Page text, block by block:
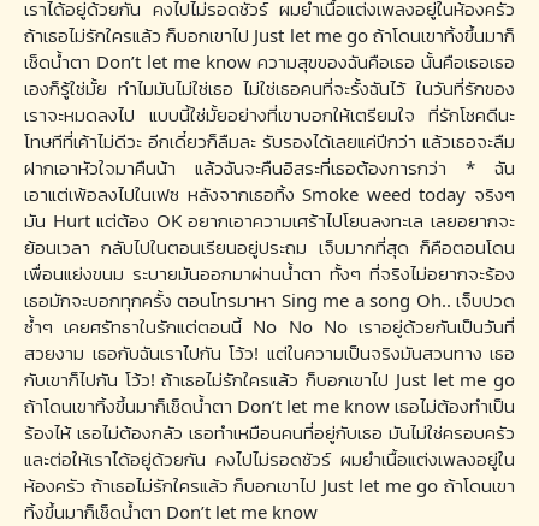
เราได้อยู่ด้วยกัน คงไปไม่รอดชัวร์ ผมยำเนื้อแต่งเพลงอยู่ในห้องครัว
ถ้าเธอไม่รักใครแล้ว ก็บอกเขาไป Just let me go ถ้าโดนเขาทิ้งขึ้นมาก็
เช็ดนํ้าตา Don’t let me know ความสุขของฉันคือเธอ นั้นคือเธอเธอ
เองก็รู้ใช่มั้ย ทำไมมันไม่ใช่เธอ ไม่ใช่เธอคนที่จะรั้งฉันไว้ ในวันที่รักของ
เราจะหมดลงไป แบบนี้ใช่มั้ยอย่างที่เขาบอกให้เตรียมใจ ที่รักโชคดีนะ
โทษทีที่เค้าไม่ดีวะ อีกเดี๋ยวก็ลืมละ รับรองได้เลยแค่ปีกว่า แล้วเธอจะลืม
ฝากเอาหัวใจมาคืนน้า แล้วฉันจะคืนอิสระที่เธอต้องการกว่า * ฉัน
เอาแต่เพ้อลงไปในเฟซ หลังจากเธอทิ้ง Smoke weed today จริงๆ
มัน Hurt แต่ต้อง OK อยากเอาความเศร้าไปโยนลงทะเล เลยอยากจะ
ย้อนเวลา กลับไปในตอนเรียนอยู่ประถม เจ็บมากที่สุด ก็คือตอนโดน
เพื่อนแย่งขนม ระบายมันออกมาผ่านน้ำตา ทั้งๆ ที่จริงไม่อยากจะร้อง
เธอมักจะบอกทุกครั้ง ตอนโทรมาหา Sing me a song Oh.. เจ็บปวด
ซ้ำๆ เคยศรัทธาในรักแต่ตอนนี้ No No No เราอยู่ด้วยกันเป็นวันที่
สวยงาม เธอกับฉันเราไปกัน โว้ว! แต่ในความเป็นจริงมันสวนทาง เธอ
กับเขาก็ไปกัน โว้ว! ถ้าเธอไม่รักใครแล้ว ก็บอกเขาไป Just let me go
ถ้าโดนเขาทิ้งขึ้นมาก็เช็ดน้ำตา Don’t let me know เธอไม่ต้องทำเป็น
ร้องไห้ เธอไม่ต้องกลัว เธอทำเหมือนคนที่อยู่กับเธอ มันไม่ใช่ครอบครัว
และต่อให้เราได้อยู่ด้วยกัน คงไปไม่รอดชัวร์ ผมยำเนื้อแต่งเพลงอยู่ใน
ห้องครัว ถ้าเธอไม่รักใครแล้ว ก็บอกเขาไป Just let me go ถ้าโดนเขา
ทิ้งขึ้นมาก็เช็ดนํ้าตา Don’t let me know